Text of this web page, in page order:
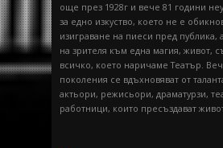
още през 1928г и вече 81 години
за едно изкуство, което не е
изиграване на пиеси пред
на зрителя към една магия, живот,
всичко, което наричаме Театър.
поколения се вдъхновяват от
актьори, режисьори, драматурзи,
работници, които пресъздават